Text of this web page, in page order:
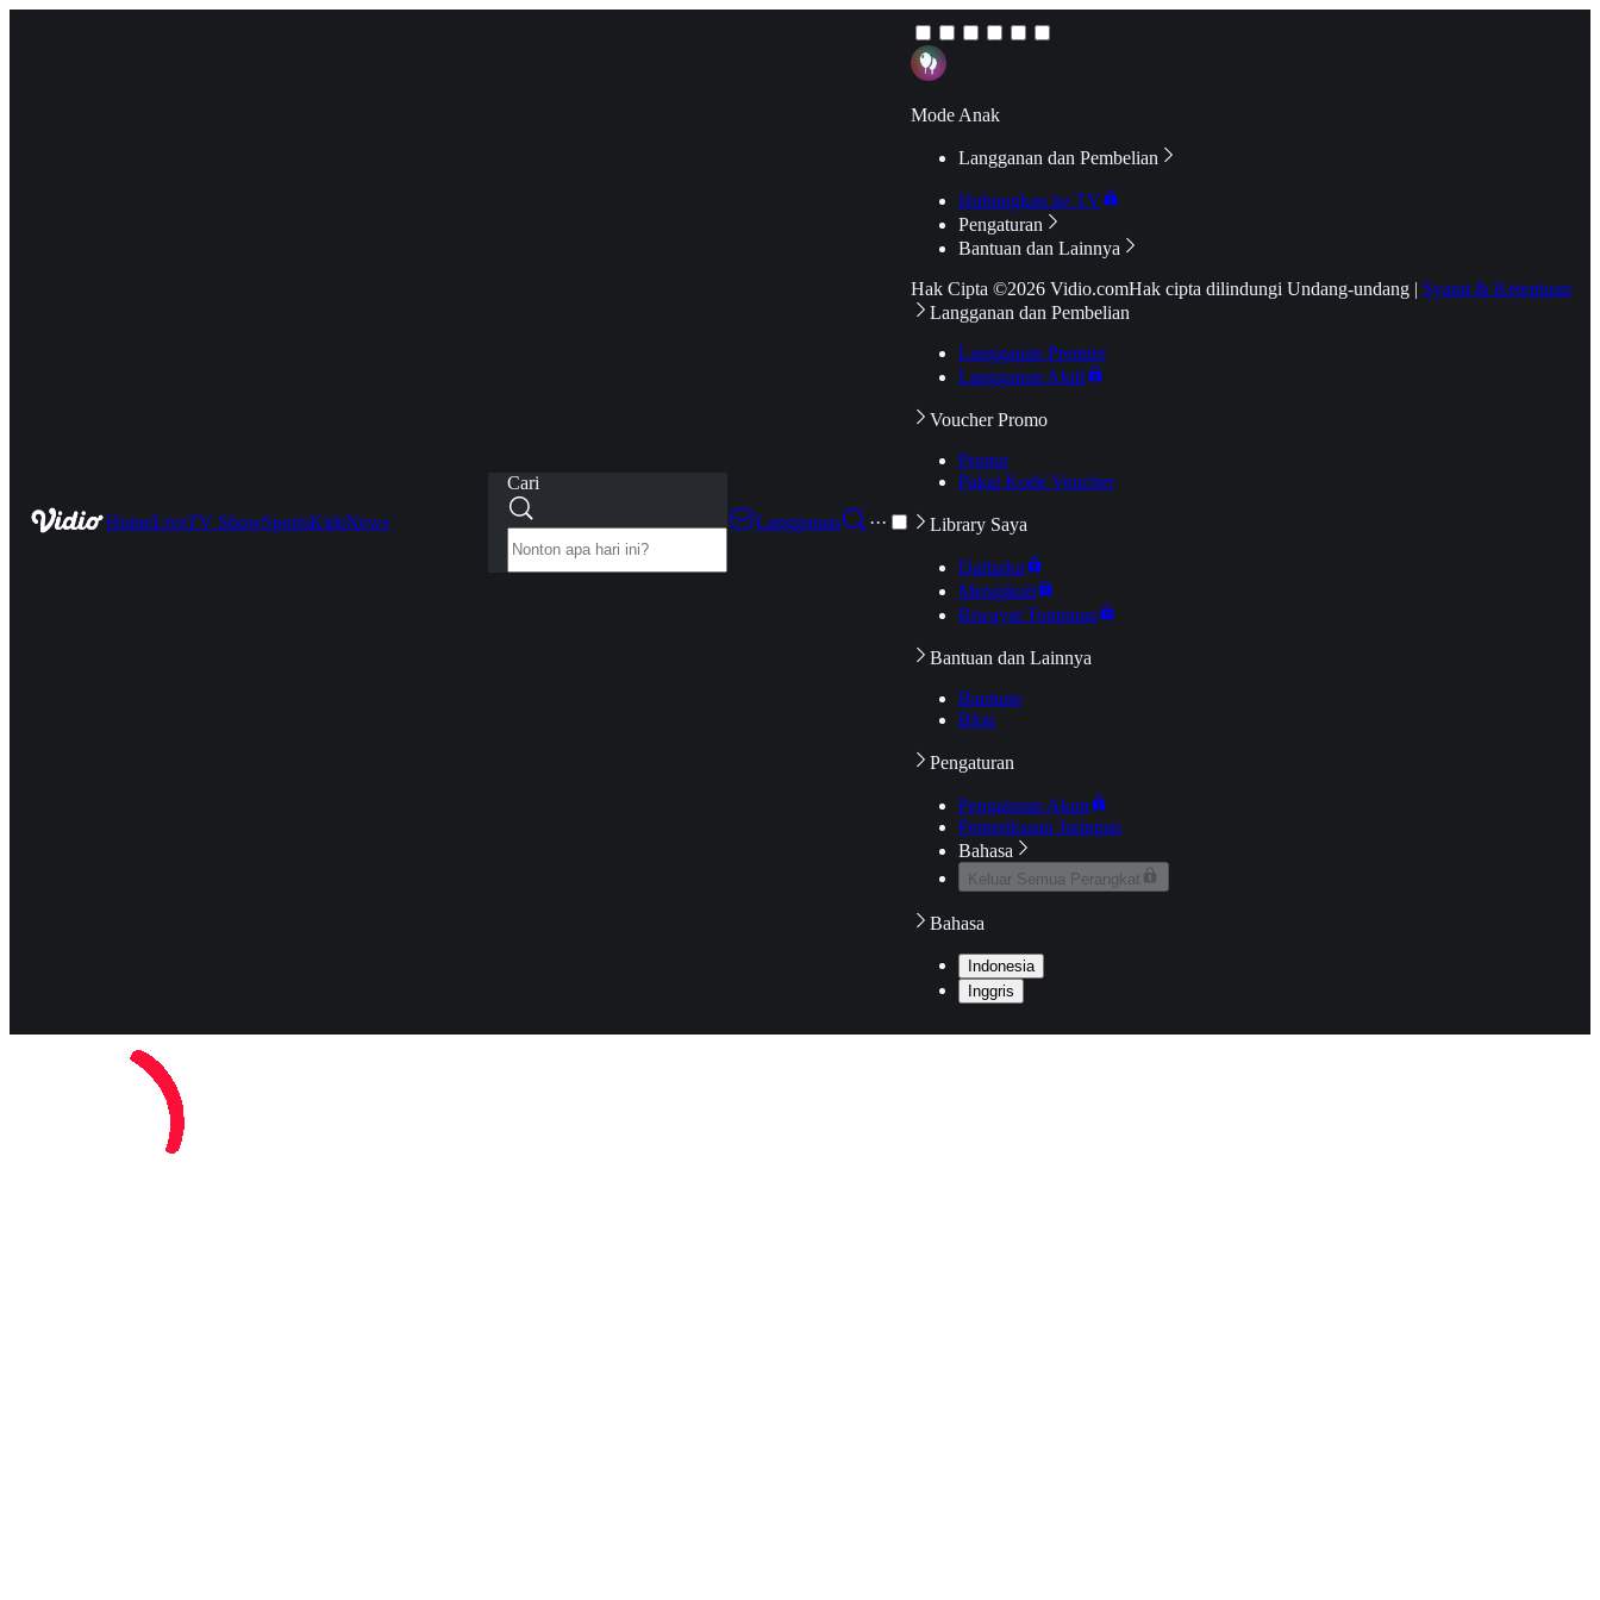
HomeLiveTV ShowSportsKidsNews
Cari
Langganan
···
Mode Anak
Langganan dan Pembelian
Hubungkan ke TV
Pengaturan
Bantuan dan Lainnya
Hak Cipta ©2026 Vidio.comHak cipta dilindungi Undang-undang | Syarat & Ketentuan
Langganan dan Pembelian
Langganan Premier
Langganan Aktif
Voucher Promo
Promo
Pakai Kode Voucher
Library Saya
Daftarku
Mengikuti
Riwayat Tontonan
Bantuan dan Lainnya
Bantuan
Blog
Pengaturan
Pengaturan Akun
Pemeriksaan Jaringan
Bahasa
Keluar Semua Perangkat
Bahasa
Indonesia
Inggris